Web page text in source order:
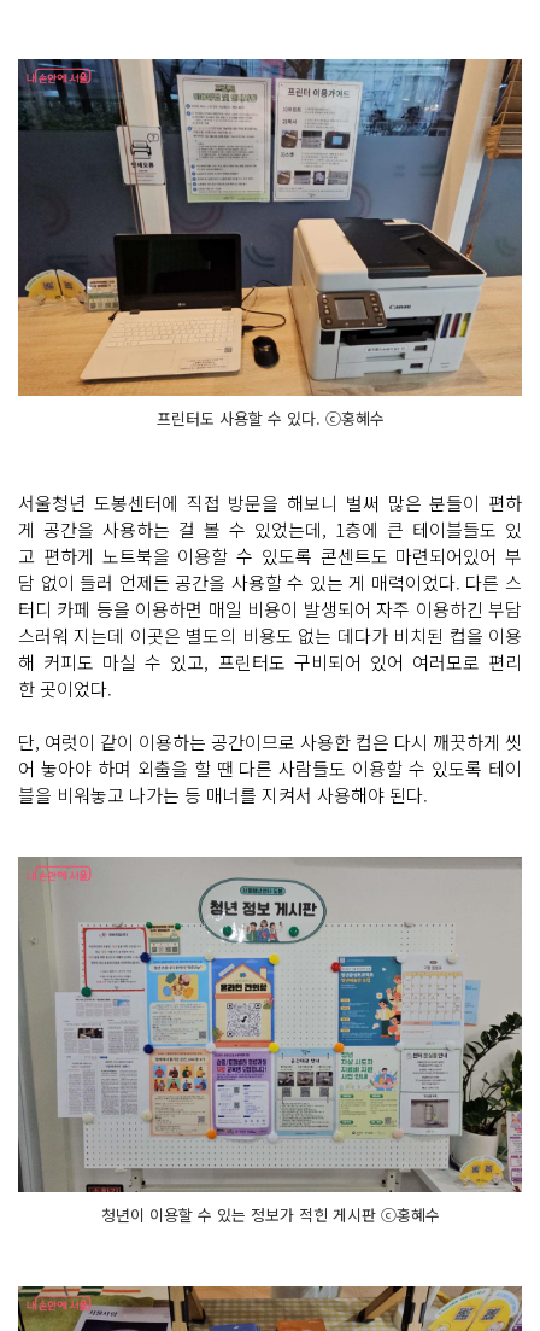
프린터도 사용할 수 있다. ⓒ홍혜수
서울청년 도봉센터에 직접 방문을 해보니 벌써 많은 분들이 편하
게 공간을 사용하는 걸 볼 수 있었는데, 1층에 큰 테이블들도 있
고 편하게 노트북을 이용할 수 있도록 콘센트도 마련되어있어 부
담 없이 들러 언제든 공간을 사용할 수 있는 게 매력이었다. 다른 스
터디 카페 등을 이용하면 매일 비용이 발생되어 자주 이용하긴 부담
스러워 지는데 이곳은 별도의 비용도 없는 데다가 비치된 컵을 이용
해 커피도 마실 수 있고, 프린터도 구비되어 있어 여러모로 편리
한 곳이었다.
단, 여럿이 같이 이용하는 공간이므로 사용한 컵은 다시 깨끗하게 씻
어 놓아야 하며 외출을 할 땐 다른 사람들도 이용할 수 있도록 테이
블을 비워놓고 나가는 등 매너를 지켜서 사용해야 된다.
청년이 이용할 수 있는 정보가 적힌 게시판 ⓒ홍혜수